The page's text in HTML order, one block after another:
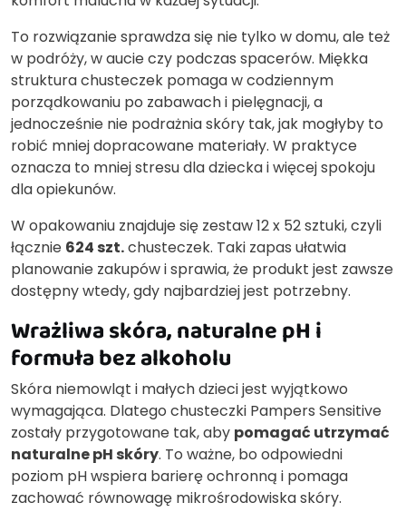
To rozwiązanie sprawdza się nie tylko w domu, ale też
w podróży, w aucie czy podczas spacerów. Miękka
struktura chusteczek pomaga w codziennym
porządkowaniu po zabawach i pielęgnacji, a
jednocześnie nie podrażnia skóry tak, jak mogłyby to
robić mniej dopracowane materiały. W praktyce
oznacza to mniej stresu dla dziecka i więcej spokoju
dla opiekunów.
W opakowaniu znajduje się zestaw 12 x 52 sztuki, czyli
łącznie 624 szt.chusteczek. Taki zapas ułatwia
planowanie zakupów i sprawia, że produkt jest zawsze
dostępny wtedy, gdy najbardziej jest potrzebny.
Wrażliwa skóra, naturalne pH i
formuła bez alkoholu
Skóra niemowląt i małych dzieci jest wyjątkowo
wymagająca. Dlatego chusteczki Pampers Sensitive
zostały przygotowane tak, aby pomagać utrzymać
naturalne pH skóry. To ważne, bo odpowiedni
poziom pH wspiera barierę ochronną i pomaga
zachować równowagę mikrośrodowiska skóry.